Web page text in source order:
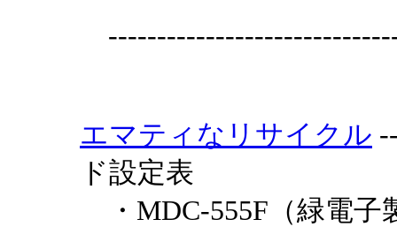
エマティなリサイクル
ド設定表
・MDC-555F（緑電子